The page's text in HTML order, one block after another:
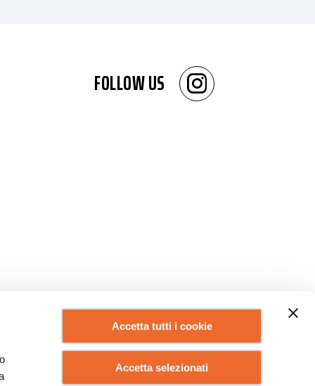
Accetta tutti i cookie
Accetta selezionati
FOLLOW US